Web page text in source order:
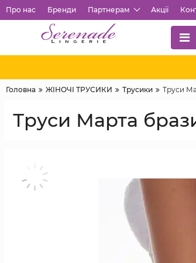
Про нас Бренди Партнерам Акції
Головна ЖІНОЧІ ТРУСИКИ Трусики Труси
Труси Марта